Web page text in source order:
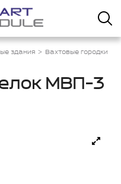
здания
Вахтовые городки
МВП-3